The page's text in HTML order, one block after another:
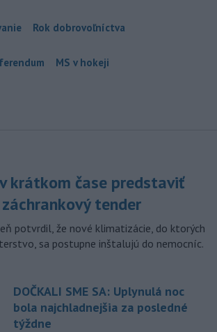
Rok dobrovoľníctva
MS v hokeji
krátkom čase predstaviť
tender
potvrdil, že nové klimatizácie, do ktorých
sa postupne inštalujú do nemocníc.
DOČKALI SME SA: Uplynulá noc
bola najchladnejšia za posledné
týždne